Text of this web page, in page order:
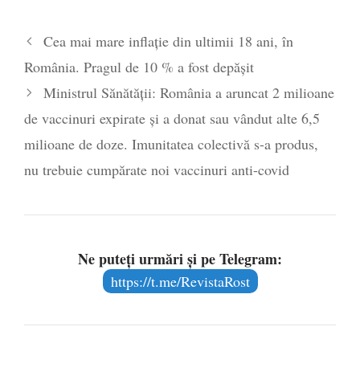
poetului Octavian Goga, înlăturat din Iași
- 16 aprilie 2026
Cea mai mare inflație din ultimii 18 ani, în
România. Pragul de 10 % a fost depășit
Ministrul Sănătății: România a aruncat 2 milioane
de vaccinuri expirate și a donat sau vândut alte 6,5
milioane de doze. Imunitatea colectivă s-a produs,
nu trebuie cumpărate noi vaccinuri anti-covid
Ne puteți urmări și pe Telegram:
https://t.me/RevistaRost